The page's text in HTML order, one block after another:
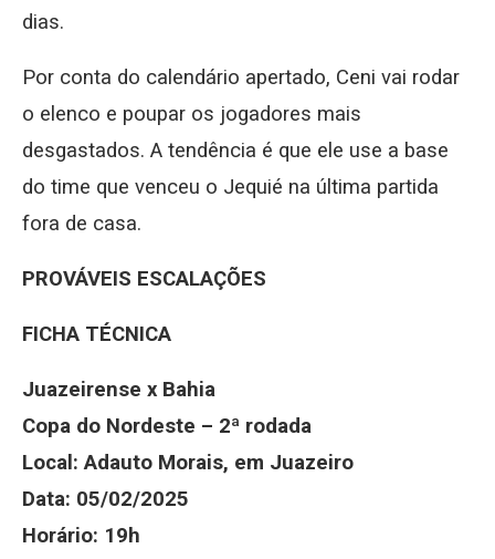
dias.
Por conta do calendário apertado, Ceni vai rodar
o elenco e poupar os jogadores mais
desgastados. A tendência é que ele use a base
do time que venceu o Jequié na última partida
fora de casa.
PROVÁVEIS ESCALAÇÕES
FICHA TÉCNICA
Juazeirense x Bahia
Copa do Nordeste – 2ª rodada
Local: Adauto Morais, em Juazeiro
Data: 05/02/2025
Horário: 19h